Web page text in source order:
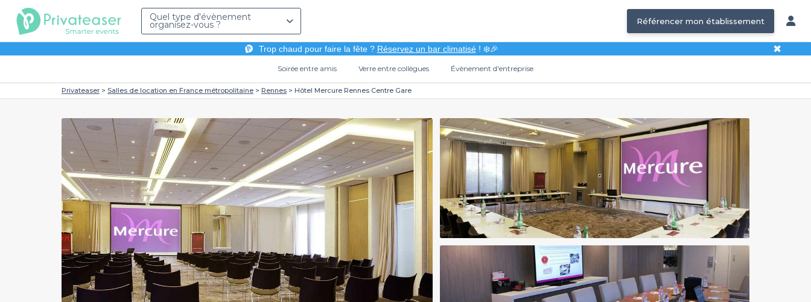
Quel type d'évènement
organisez-vous ? Référencer mon établissement
Trop chaud pour faire la fête ? Réservez un bar climatisé! ❄️🎉 ✖
Soirée entre amis Verre entre collègues Évènement d'entreprise
Privateaser Salles de location en France métropolitaine Rennes Hôtel Mercure Rennes Centre Gare